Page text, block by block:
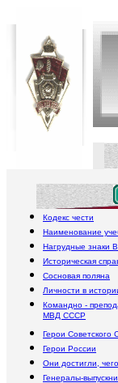
Кодекс чести
Наименование
Нагрудные знаки
Историческая
Сосновая поляна
Личности в
Командно -
МВД СССР
Герои Советского
Герои России
Они достигли,
Генералы-